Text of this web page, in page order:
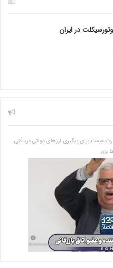
در ایران
صمت برای پیگیری ارزهای دولتی دریافتی
وی